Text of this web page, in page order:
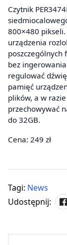
Czytnik
800×480
urządzenia
poszczególnych
bez
regulować
pamięć
plików, a w
przechowywać
do 32GB.
Cena: 249 zł
Tagi: News
Udostępnij: